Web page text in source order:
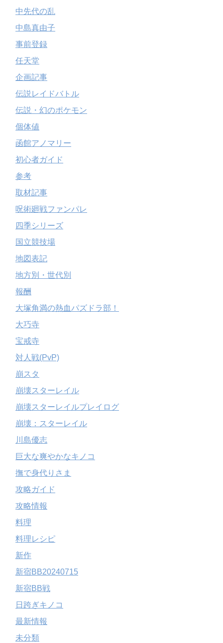
中先代の乱
中島真由子
事前登録
任天堂
企画記事
伝説レイドバトル
伝説・幻のポケモン
個体値
函館アノマリー
初心者ガイド
参考
取材記事
呪術廻戦ファンパレ
四季シリーズ
国立競技場
地図表記
地方別・世代別
報酬
大塚角満の熱血パズドラ部！
大巧寺
宝戒寺
対人戦(PvP)
崩スタ
崩壊スターレイル
崩壊スターレイルプレイログ
崩壊：スターレイル
川島優志
巨大な爽やかなキノコ
撫で身代りさま
攻略ガイド
攻略情報
料理
料理レシピ
新作
新宿BB20240715
新宿BB戦
日跨ぎキノコ
最新情報
未分類